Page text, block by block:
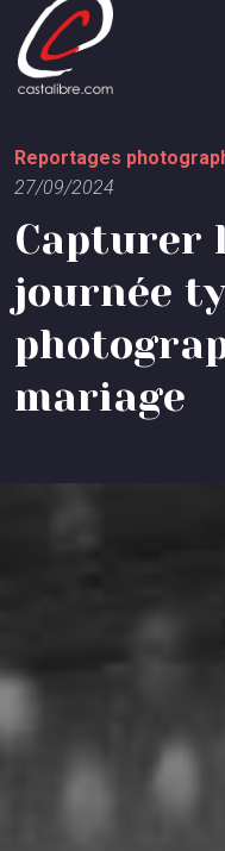
Reportages photograp
27/09/2024
Capturer
journée ty
photogra
mariage
Panneau de gestion des